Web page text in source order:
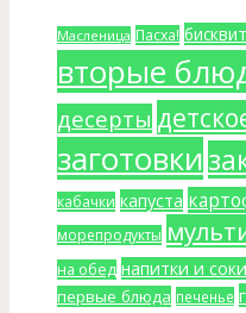
Масленица Пасха! бисквит
вторые
десерты
заготовки
кабачки капуста
морепродукты
на обед напитки и соки
первые блюда печенье